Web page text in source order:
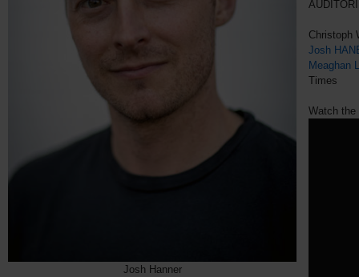
Josh Hanner
Christoph
Josh
Meaghan
Times
Watch the